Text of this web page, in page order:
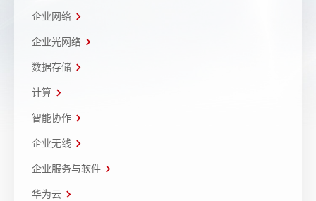
企业网络
企业光网络
数据存储
计算
智能协作
企业无线
企业服务与软件
华为云